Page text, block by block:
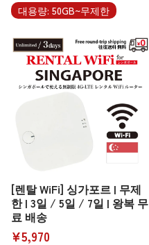
대용량: 50GB~무제한
[렌탈 WiFi] 싱가포르 | 무제
한 | 3일 / 5일 / 7일 | 왕복 무
료 배송
¥5,970